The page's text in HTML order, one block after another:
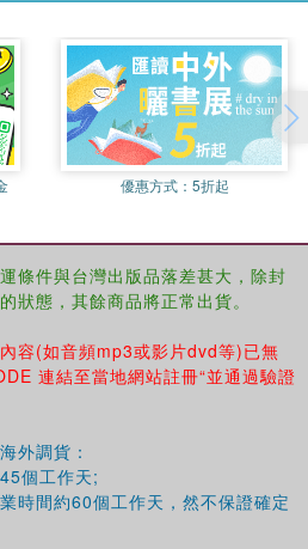
優惠方式： 5折起
條件與台灣出版品落差甚大，除封
狀態，其餘商品將正常出貨。
容(如音頻mp3或影片dvd等)已無
連結至當地網站註冊“並通過驗證
外調貨：
個工作天;
時間約60個工作天，然不保證確定